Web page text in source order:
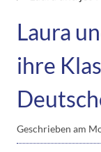
Laura
ihre
Geschrieben am